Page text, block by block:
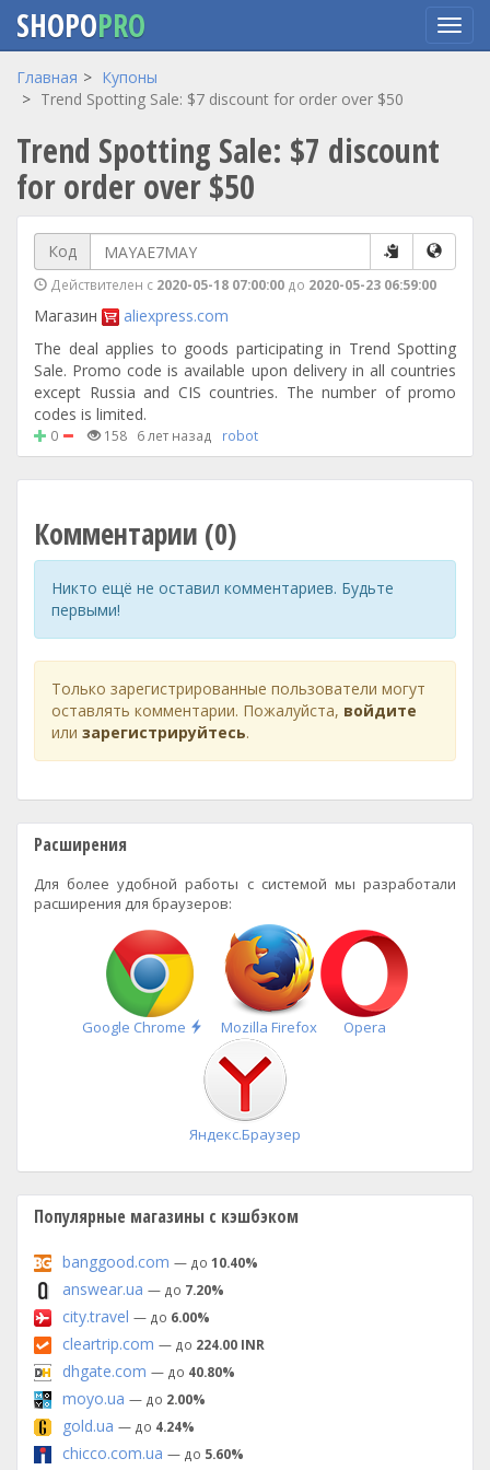
Перейти
содержанию
SHOPOPRO
Главная
Купоны
Trend Spotting Sale: $7 discount for order over $50
Trend Spotting Sale: $7 discount
for order over $50
Код
Действителен с 2020-05-18 07:00:00 до 2020-05-23 06:59:00
Магазин
aliexpress.com
The deal applies to goods participating in Trend Spotting
Sale. Promo code is available upon delivery in all countries
except Russia and CIS countries. The number of promo
codes is limited.
0 158 6 лет назад robot
Комментарии (0)
Никто ещё не оставил комментариев. Будьте
первыми!
Только зарегистрированные пользователи могут
оставлять комментарии. Пожалуйста, войдите
или зарегистрируйтесь.
Расширения
Для более удобной работы с системой мы разработали
расширения для браузеров:
Google Chrome
Быстрая
установка
Mozilla Firefox Opera
Яндекс.Браузер
Популярные магазины с кэшбэком
banggood.com — до 10.40%
answear.ua — до 7.20%
city.travel — до 6.00%
cleartrip.com — до 224.00 INR
dhgate.com — до 40.80%
moyo.ua — до 2.00%
gold.ua — до 4.24%
chicco.com.ua — до 5.60%